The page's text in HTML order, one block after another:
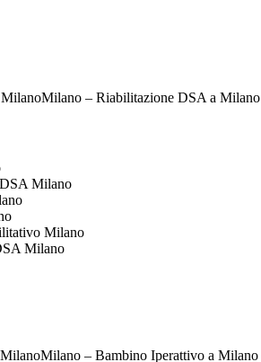
Milano – Riabilitazione DSA a Milano
Milano
Milano
Milano
Milano – Bambino Iperattivo a Milano